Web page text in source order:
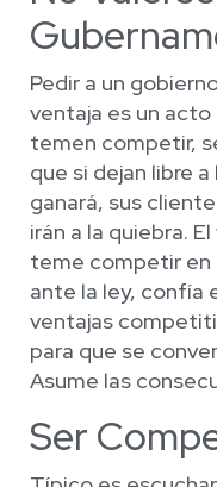
Pedir a un
ventaja es un
temen competir,
que si dejan libre
ganará, sus
irán a la quiebra.
teme competir en
ante la ley, confía
ventajas
para que se
Asume las
Ser